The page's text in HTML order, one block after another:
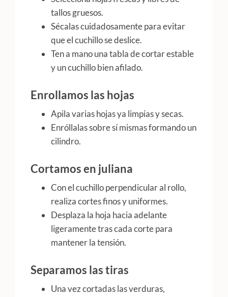
tallos gruesos.
Sécalas cuidadosamente para evitar
que el cuchillo se deslice.
Ten a mano una tabla de cortar estable
y un cuchillo bien afilado.
Enrollamos las hojas
Apila varias hojas ya limpias y secas.
Enróllalas sobre sí mismas formando un
cilindro.
Cortamos en juliana
Con el cuchillo perpendicular al rollo,
realiza cortes finos y uniformes.
Desplaza la hoja hacia adelante
ligeramente tras cada corte para
mantener la tensión.
Separamos las tiras
Una vez cortadas las verduras,